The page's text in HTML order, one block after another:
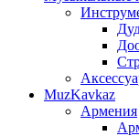
MuzKavkaz
Армения